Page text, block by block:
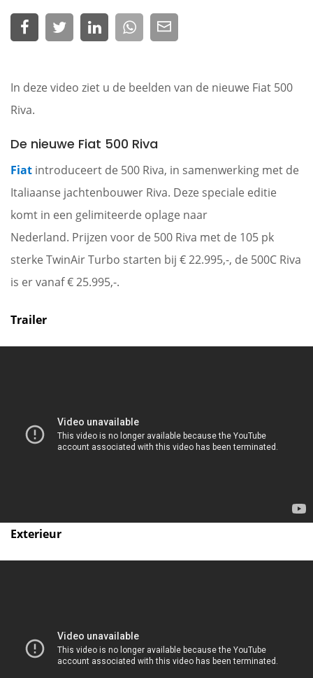
In deze video ziet u de beelden van de nieuwe Fiat 500
Riva.
De nieuwe Fiat 500 Riva
Fiat introduceert de 500 Riva, in samenwerking met de
Italiaanse jachtenbouwer Riva. Deze speciale editie
komt in een gelimiteerde oplage naar
Nederland. Prijzen voor de 500 Riva met de 105 pk
sterke TwinAir Turbo starten bij € 22.995,-, de 500C Riva
is er vanaf € 25.995,-.
Trailer
Exterieur